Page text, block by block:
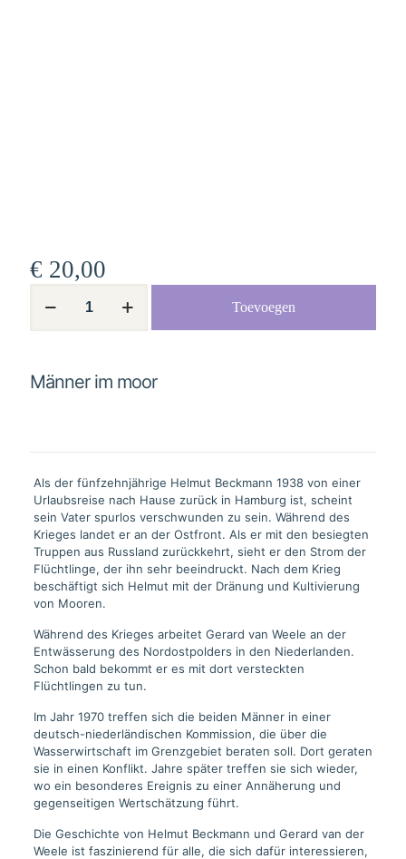
€ 20,00
Toevoegen
Männer im moor
Als der fünfzehnjährige Helmut Beckmann 1938 von einer
Urlaubsreise nach Hause zurück in Hamburg ist, scheint
sein Vater spurlos verschwunden zu sein. Während des
Krieges landet er an der Ostfront. Als er mit den besiegten
Truppen aus Russland zurückkehrt, sieht er den Strom der
Flüchtlinge, der ihn sehr beeindruckt. Nach dem Krieg
beschäftigt sich Helmut mit der Dränung und Kultivierung
von Mooren.
Während des Krieges arbeitet Gerard van Weele an der
Entwässerung des Nordostpolders in den Niederlanden.
Schon bald bekommt er es mit dort versteckten
Flüchtlingen zu tun.
Im Jahr 1970 treffen sich die beiden Männer in einer
deutsch-niederländischen Kommission, die über die
Wasserwirtschaft im Grenzgebiet beraten soll. Dort geraten
sie in einen Konflikt. Jahre später treffen sie sich wieder,
wo ein besonderes Ereignis zu einer Annäherung und
gegenseitigen Wertschätzung führt.
Die Geschichte von Helmut Beckmann und Gerard van der
Weele ist faszinierend für alle, die sich dafür interessieren,